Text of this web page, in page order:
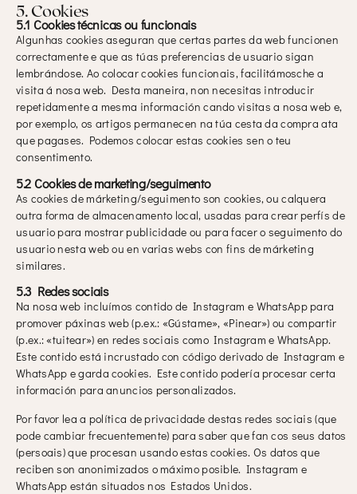
5. Cookies
5.1 Cookies técnicas ou funcionais
Algunhas cookies aseguran que certas partes da web funcionen
correctamente e que as túas preferencias de usuario sigan
lembrándose. Ao colocar cookies funcionais, facilitámosche a
visita á nosa web. Desta maneira, non necesitas introducir
repetidamente a mesma información cando visitas a nosa web e,
por exemplo, os artigos permanecen na túa cesta da compra ata
que pagases. Podemos colocar estas cookies sen o teu
consentimento.
5.2 Cookies de marketing/seguimento
As cookies de márketing/seguimento son cookies, ou calquera
outra forma de almacenamento local, usadas para crear perfís de
usuario para mostrar publicidade ou para facer o seguimento do
usuario nesta web ou en varias webs con fins de márketing
similares.
5.3 Redes sociais
Na nosa web incluímos contido de Instagram e WhatsApp para
promover páxinas web (p.ex.: «Gústame», «Pinear») ou compartir
(p.ex.: «tuitear») en redes sociais como Instagram e WhatsApp.
Este contido está incrustado con código derivado de Instagram e
WhatsApp e garda cookies. Este contido podería procesar certa
información para anuncios personalizados.
Por favor lea a política de privacidade destas redes sociais (que
pode cambiar frecuentemente) para saber que fan cos seus datos
(persoais) que procesan usando estas cookies. Os datos que
reciben son anonimizados o máximo posible. Instagram e
WhatsApp están situados nos Estados Unidos.